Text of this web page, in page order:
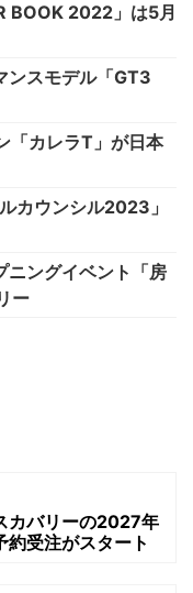
BOOK 2022」は5月
ンスモデル「GT3
「カレラT」が日本
カウンシル2023」
ングイベント「房
ー
カバリーの2027年
約受注がスタート